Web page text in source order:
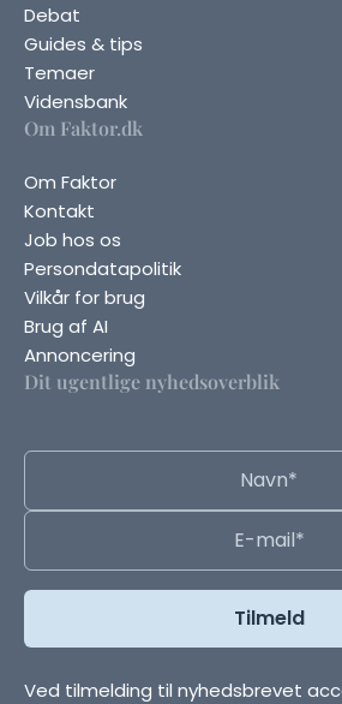
Debat
Guides & tips
Temaer
Vidensbank
Om Faktor.dk
Om Faktor
Kontakt
Job hos os
Persondatapolitik
Vilkår for brug
Brug af AI
Annoncering
Dit ugentlige nyhedsoverblik
Ved tilmelding til nyhedsbrevet